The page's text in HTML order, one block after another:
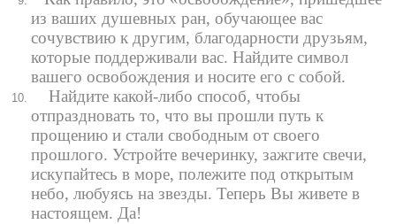
из ваших душевных ран, обучающее вас
сочувствию к другим, благодарности друзьям,
которые поддерживали вас. Найдите символ
вашего освобождения и носите его с собой.
Найдите какой-либо способ, чтобы
отпраздновать то, что вы прошли путь к
прощению и стали свободным от своего
прошлого. Устройте вечеринку, зажгите свечи,
искупайтесь в море, полежите под открытым
небо, любуясь на звезды. Теперь Вы живете в
настоящем. Да!